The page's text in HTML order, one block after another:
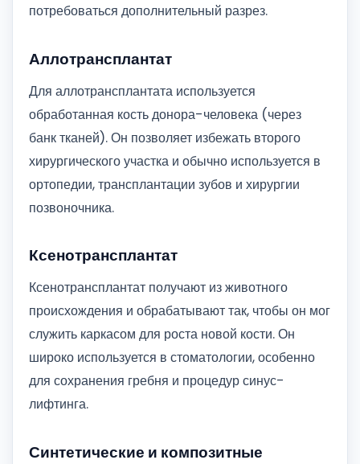
потребоваться дополнительный разрез.
Аллотрансплантат
Для аллотрансплантата используется
обработанная кость донора-человека (через
банк тканей). Он позволяет избежать второго
хирургического участка и обычно используется в
ортопедии, трансплантации зубов и хирургии
позвоночника.
Ксенотрансплантат
Ксенотрансплантат получают из животного
происхождения и обрабатывают так, чтобы он мог
служить каркасом для роста новой кости. Он
широко используется в стоматологии, особенно
для сохранения гребня и процедур синус-
лифтинга.
Синтетические и композитные